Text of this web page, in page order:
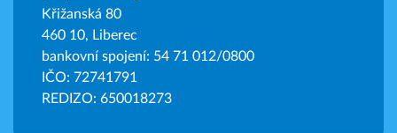
Křižanská 80
460 10, Liberec
bankovní spojení: 54 71 012/0800
IČO: 72741791
REDIZO: 650018273